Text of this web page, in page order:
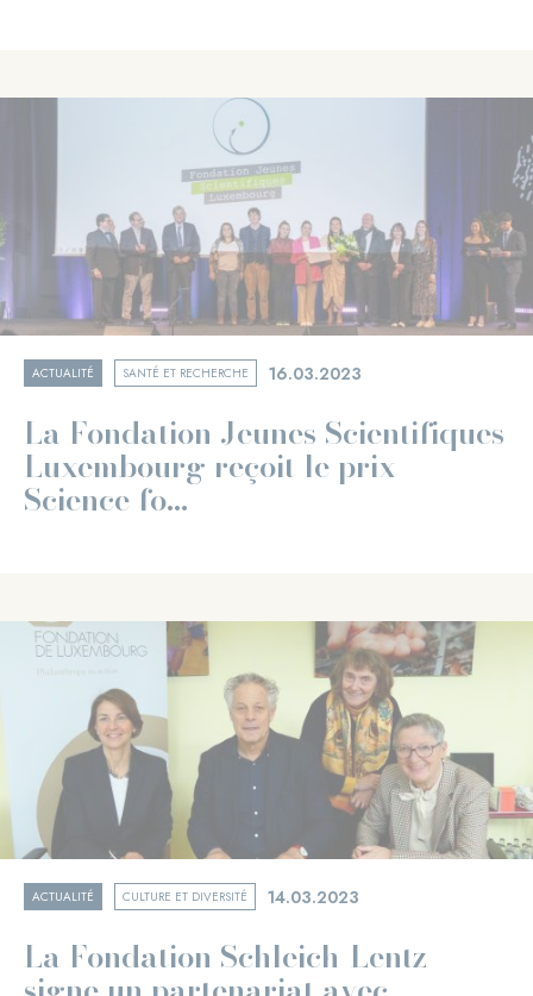
ACTUALITÉ SANTÉ ET RECHERCHE 16.03.2023
La Fondation Jeunes Scientifiques
Luxembourg reçoit le prix
Science fo...
ACTUALITÉ CULTURE ET DIVERSITÉ 14.03.2023
La Fondation Schleich-Lentz